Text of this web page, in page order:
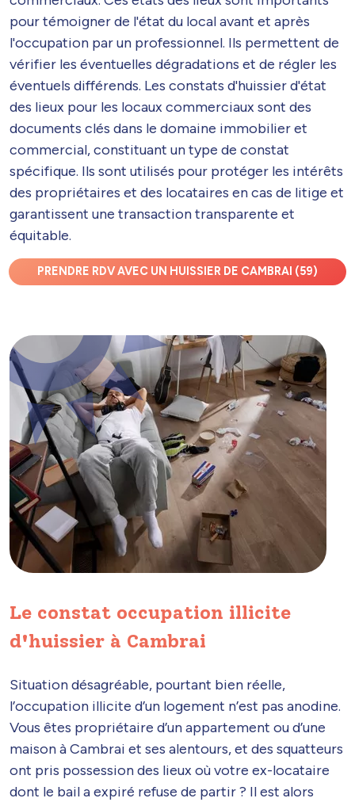
pour témoigner de l'état du local avant et après
l'occupation par un professionnel. Ils permettent de
vérifier les éventuelles dégradations et de régler les
éventuels différends. Les constats d'huissier d'état
des lieux pour les locaux commerciaux sont des
documents clés dans le domaine immobilier et
commercial, constituant un type de constat
spécifique. Ils sont utilisés pour protéger les intérêts
des propriétaires et des locataires en cas de litige et
garantissent une transaction transparente et
équitable.
PRENDRE RDV AVEC UN HUISSIER DE CAMBRAI (59)
Le constat occupation illicite
d'huissier à Cambrai
Situation désagréable, pourtant bien réelle,
l’occupation illicite d’un logement n’est pas anodine.
Vous êtes propriétaire d’un appartement ou d’une
maison à Cambrai et ses alentours, et des squatteurs
ont pris possession des lieux où votre ex-locataire
dont le bail a expiré refuse de partir ? Il est alors